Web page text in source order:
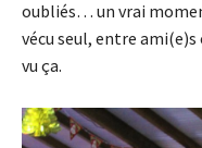
oubliés… un vrai
vécu seul, entre
vu ça.